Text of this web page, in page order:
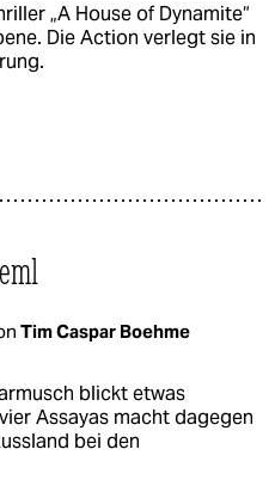
„A House of Dynamite“
Die Action verlegt sie in
Tim Caspar Boehme
blickt etwas
Assayas macht dagegen
bei den